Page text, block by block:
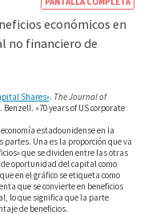
económicos en
no financiero de
Shares». The Journal of
«70 years of US corporate
estadounidense en la
Una es la proporción que va
que se dividen entre las otras
oportunidad del capital como
en el gráfico se etiqueta como
que se convierte en beneficios
lo que significa que la parte
de beneficios.